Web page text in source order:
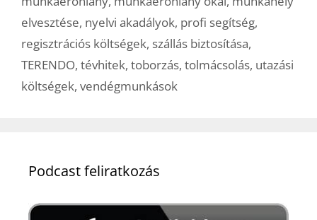
elvesztése, nyelvi akadályok, profi segítség,
regisztrációs költségek, szállás biztosítása,
TERENDO, tévhitek, toborzás, tolmácsolás, utazási
költségek, vendégmunkások
Podcast feliratkozás